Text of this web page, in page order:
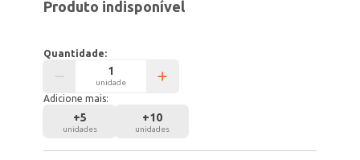
Produto indisponível
Quantidade:
unidade
Adicione mais:
+5
unidades
+10
unidades